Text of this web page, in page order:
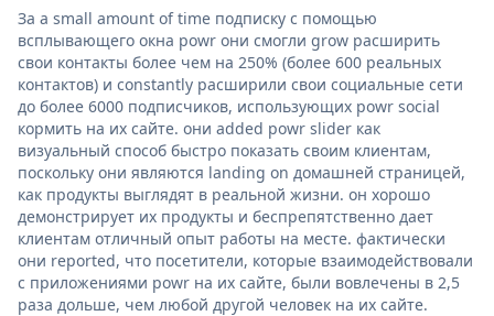
За a small amount of time подписку с помощью
всплывающего окна powr они смогли grow расширить
свои контакты более чем на 250% (более 600 реальных
контактов) и constantly расширили свои социальные сети
до более 6000 подписчиков, использующих powr social
кормить на их сайте. они added powr slider как
визуальный способ быстро показать своим клиентам,
поскольку они являются landing on домашней страницей,
как продукты выглядят в реальной жизни. он хорошо
демонстрирует их продукты и беспрепятственно дает
клиентам отличный опыт работы на месте. фактически
они reported, что посетители, которые взаимодействовали
с приложениями powr на их сайте, были вовлечены в 2,5
раза дольше, чем любой другой человек на их сайте.